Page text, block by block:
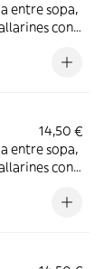
entre sopa,
con
14,50 €
entre sopa,
con